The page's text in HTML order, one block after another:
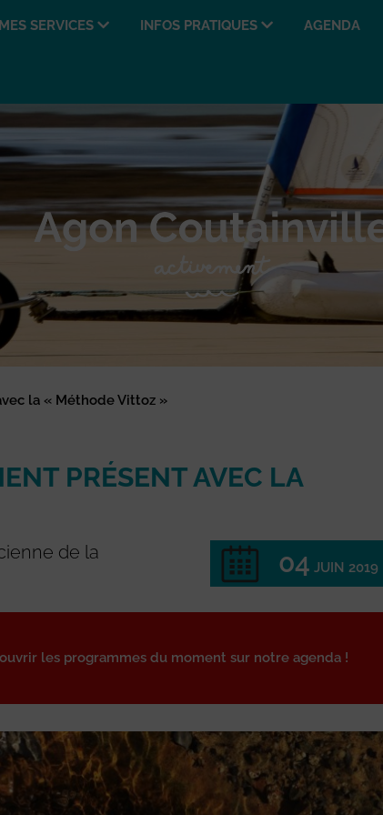
MES SERVICES INFOS PRATIQUES AGENDA
la « Méthode Vittoz »
PRÉSENT AVEC LA
de la
04 JUIN 2019
les programmes du moment sur notre agenda !